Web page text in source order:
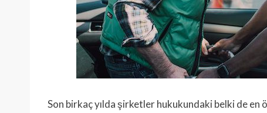
Son birkaç yılda şirketler hukukundaki belki de